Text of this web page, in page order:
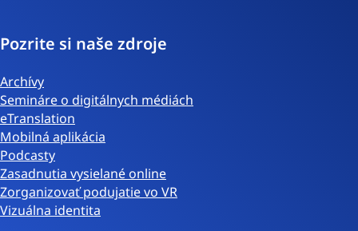
Pozrite si naše zdroje
Archívy
Semináre o digitálnych médiách
eTranslation
Mobilná aplikácia
Podcasty
Zasadnutia vysielané online
Zorganizovať podujatie vo VR
Vizuálna identita